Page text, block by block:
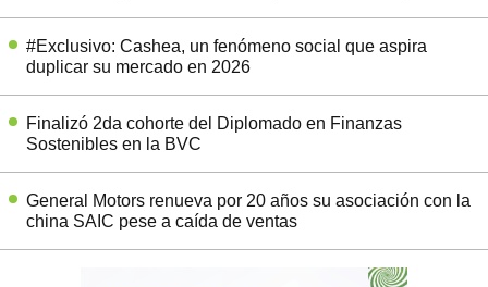
#Exclusivo: Cashea, un fenómeno social que aspira
duplicar su mercado en 2026
Finalizó 2da cohorte del Diplomado en Finanzas
Sostenibles en la BVC
General Motors renueva por 20 años su asociación con la
china SAIC pese a caída de ventas